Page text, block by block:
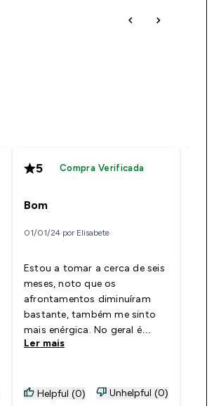
5 Compra Verificada
Bom
01/01/24 por Elisabete
Estou a tomar a cerca de seis
meses, noto que os
afrontamentos diminuíram
bastante, também me sinto
mais enérgica. No geral é
bom. Aconselho.
Ler mais
Helpful (0)
Unhelpful (0)